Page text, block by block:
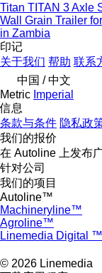
Titan TITAN 3 Axle
Wall Grain Trailer
in Zambia
印记
关于我们 帮助 联系
中国 / 中文
Metric Imperial
信息
条款与条件 隐私政
我们的报价
在 Autoline 上发布
针对公司
我们的项目
Autoline™
Machineryline™
Agroline™
Linemedia Digital ™
© 2026 Linemedia